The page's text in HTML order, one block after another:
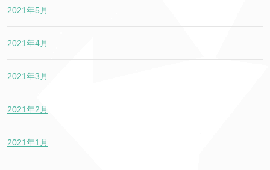
2021年5月
2021年4月
2021年3月
2021年2月
2021年1月